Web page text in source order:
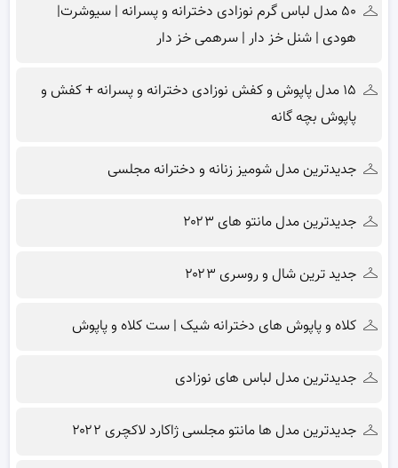
۵۰ مدل لباس گرم نوزادی دخترانه و پسرانه | سیوشرت|
هودی | شنل خز دار | سرهمی خز دار
۱۵ مدل پاپوش و کفش نوزادی دخترانه و پسرانه + کفش و
پاپوش بچه گانه
جدیدترین مدل شومیز زنانه و دخترانه مجلسی
جدیدترین مدل مانتو های ۲۰۲۳
جدید ترین شال و روسری ۲۰۲۳
کلاه و پاپوش های دخترانه شیک | ست کلاه و پاپوش
جدیدترین مدل لباس های نوزادی
جدیدترین مدل ها مانتو مجلسی ژاکارد لاکچری ۲۰۲۲